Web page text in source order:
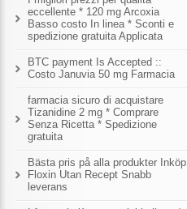
eccellente * 120 mg Arcoxia
Basso costo In linea * Sconti e
spedizione gratuita Applicata
BTC payment Is Accepted ::
Costo Januvia 50 mg Farmacia
farmacia sicuro di acquistare
Tizanidine 2 mg * Comprare
Senza Ricetta * Spedizione
gratuita
Bästa pris på alla produkter Inköp
Floxin Utan Recept Snabb
leverans